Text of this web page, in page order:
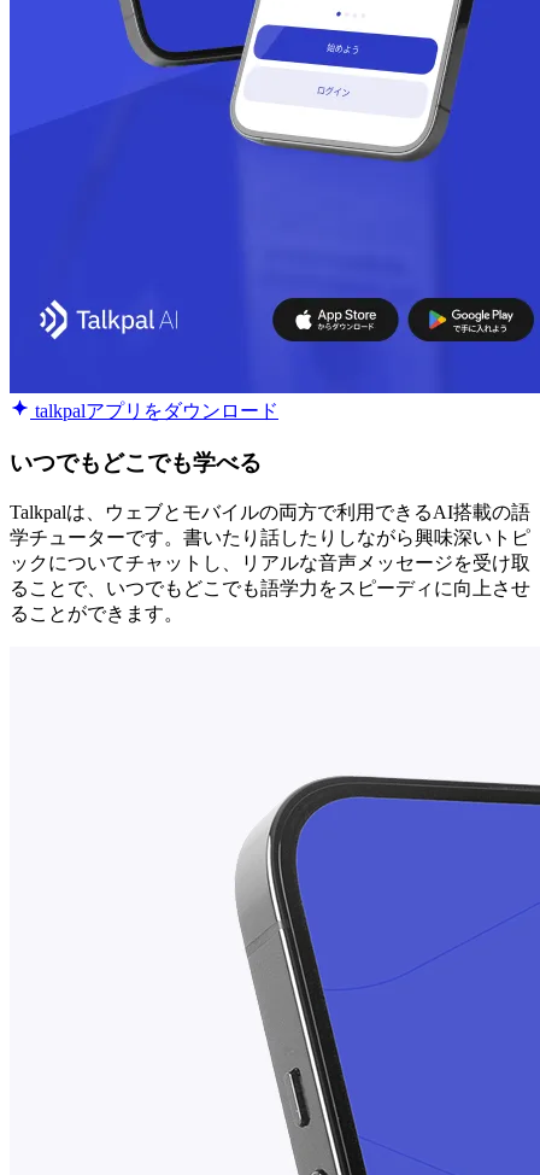
talkpalアプリをダウンロード
いつでもどこでも学べる
Talkpalは、ウェブとモバイルの両方で利用できるAI搭載の語
学チューターです。書いたり話したりしながら興味深いトピ
ックについてチャットし、リアルな音声メッセージを受け取
ることで、いつでもどこでも語学力をスピーディに向上させ
ることができます。